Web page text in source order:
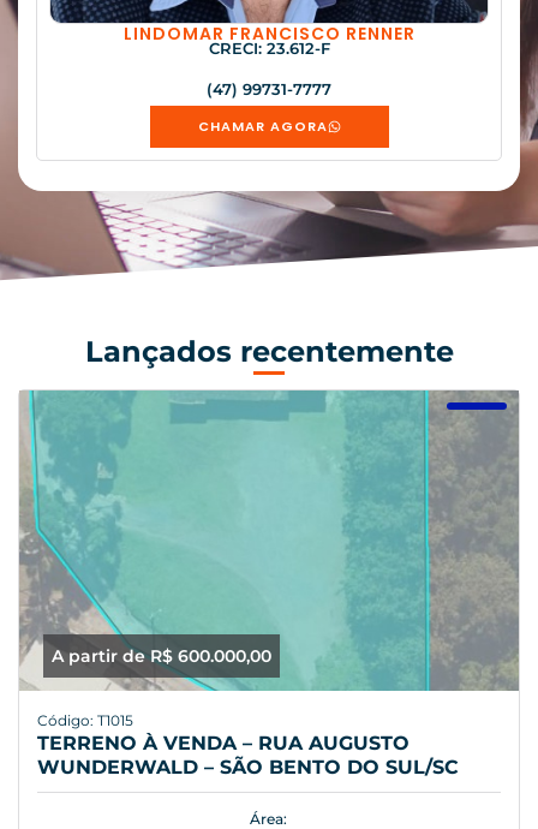
LINDOMAR FRANCISCO RENNER
CRECI: 23.612-F
(47) 99731-7777
CHAMAR AGORA
Lançados recentemente
A partir de R$ 600.000,00
Código: T1015
TERRENO À VENDA – RUA AUGUSTO
WUNDERWALD – SÃO BENTO DO SUL/SC
Área: